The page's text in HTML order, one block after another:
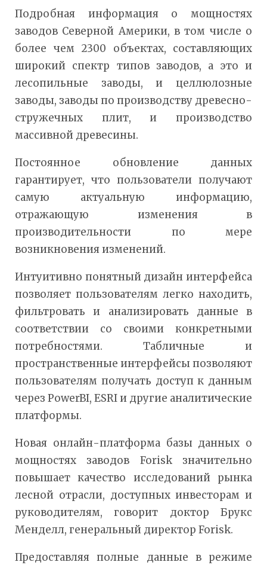
Подробная информация о мощностях
заводов Северной Америки, в том числе о
более чем 2300 объектах, составляющих
широкий спектр типов заводов, а это и
лесопильные заводы, и целлюлозные
заводы, заводы по производству древесно-
стружечных плит, и производство
массивной древесины.
Постоянное обновление данных
гарантирует, что пользователи получают
самую актуальную информацию,
отражающую изменения в
производительности по мере
возникновения изменений.
Интуитивно понятный дизайн интерфейса
позволяет пользователям легко находить,
фильтровать и анализировать данные в
соответствии со своими конкретными
потребностями. Табличные и
пространственные интерфейсы позволяют
пользователям получать доступ к данным
через PowerBI, ESRI и другие аналитические
платформы.
Новая онлайн-платформа базы данных о
мощностях заводов Forisk значительно
повышает качество исследований рынка
лесной отрасли, доступных инвесторам и
руководителям, говорит доктор Брукс
Менделл, генеральный директор Forisk.
Предоставляя полные данные в режиме